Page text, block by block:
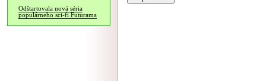
Odštartovala nová séria
populárneho sci-fi Futurama